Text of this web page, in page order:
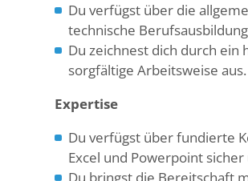
Du verfügst über die
technische
Du zeichnest dich durch ein
sorgfältige Arbeitsweise aus.
Expertise
Du verfügst über fundierte
Excel und Powerpoint